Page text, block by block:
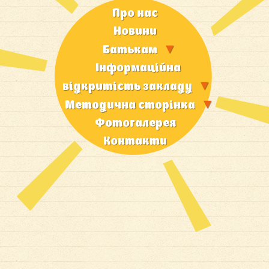
Про нас
Новини
Батькам
Iнформацiйна
вiдкритiсть закладу
Методична сторiнка
Фотогалерея
Контакти